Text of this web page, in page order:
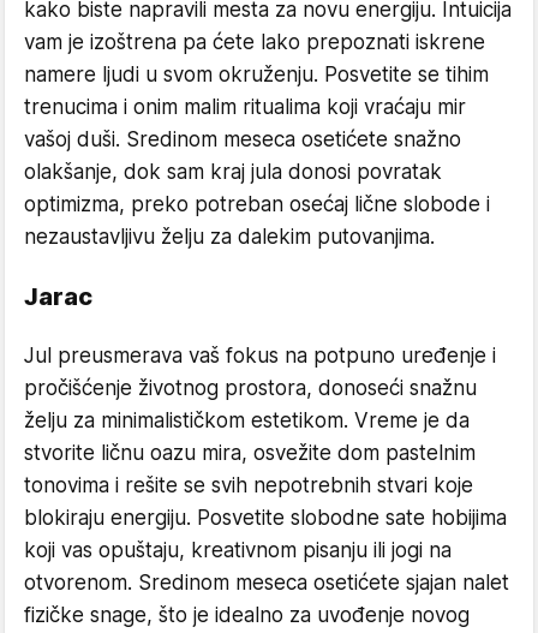
kako biste napravili mesta za novu energiju. Intuicija
vam je izoštrena pa ćete lako prepoznati iskrene
namere ljudi u svom okruženju. Posvetite se tihim
trenucima i onim malim ritualima koji vraćaju mir
vašoj duši. Sredinom meseca osetićete snažno
olakšanje, dok sam kraj jula donosi povratak
optimizma, preko potreban osećaj lične slobode i
nezaustavljivu želju za dalekim putovanjima.
Jarac
Jul preusmerava vaš fokus na potpuno uređenje i
pročišćenje životnog prostora, donoseći snažnu
želju za minimalističkom estetikom. Vreme je da
stvorite ličnu oazu mira, osvežite dom pastelnim
tonovima i rešite se svih nepotrebnih stvari koje
blokiraju energiju. Posvetite slobodne sate hobijima
koji vas opuštaju, kreativnom pisanju ili jogi na
otvorenom. Sredinom meseca osetićete sjajan nalet
fizičke snage, što je idealno za uvođenje novog